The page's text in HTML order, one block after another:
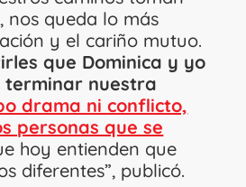
nos queda lo más
y el cariño mutuo.
que Dominica y yo
terminar nuestra
drama ni conflicto,
personas que se
hoy entienden que
diferentes”, publicó.